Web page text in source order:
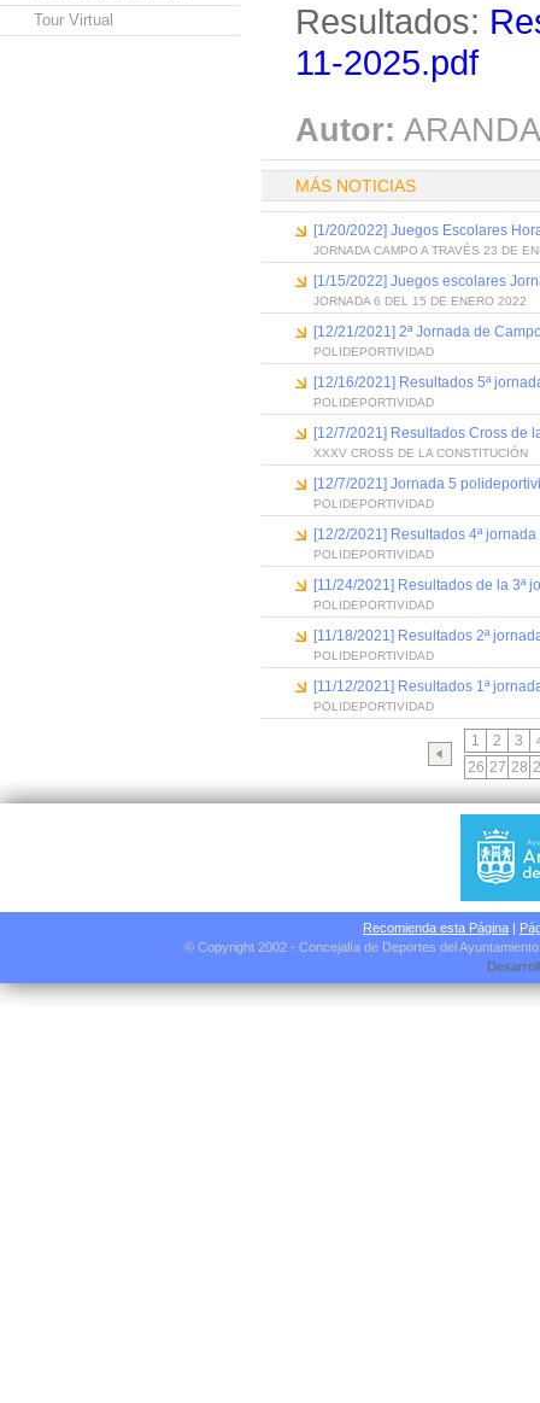
Tour Virtual
Resultados:
11-2025.pdf
Autor:
MÁS NOTICIAS
[1/20/2022] Juegos Escolares
JORNADA CAMPO A TRAVÉS 23 DE
[1/15/2022] Juegos escolares
JORNADA 6 DEL 15 DE ENERO 2022
[12/21/2021] 2ª Jornada de
POLIDEPORTIVIDAD
[12/16/2021] Resultados 5ª
POLIDEPORTIVIDAD
[12/7/2021] Resultados Cross de
XXXV CROSS DE LA CONSTITUCIÓN
[12/7/2021] Jornada 5
POLIDEPORTIVIDAD
[12/2/2021] Resultados 4ª jornada
POLIDEPORTIVIDAD
[11/24/2021] Resultados de la 3ª
POLIDEPORTIVIDAD
[11/18/2021] Resultados 2ª
POLIDEPORTIVIDAD
[11/12/2021] Resultados 1ª
POLIDEPORTIVIDAD
1 2 3
26 27 28
Recomienda esta Página |
© Copyright 2002 - Concejalía de Deportes del